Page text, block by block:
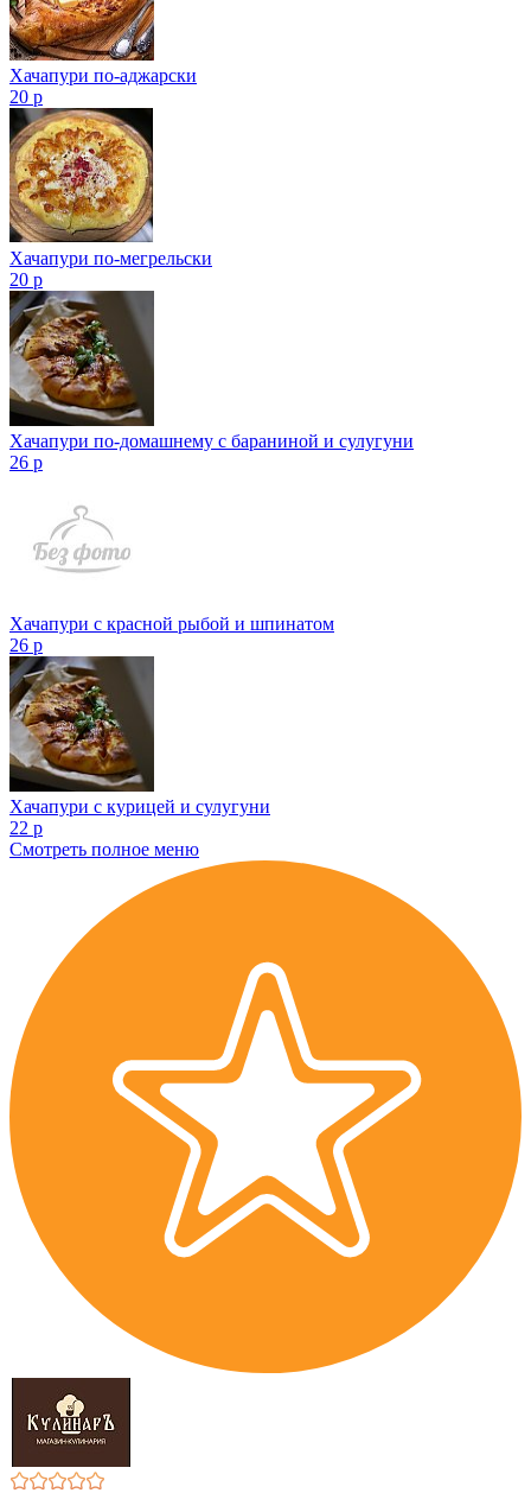
Хачапури по-аджарски
20 р
Хачапури по-мегрельски
20 р
Хачапури по-домашнему с бараниной и сулугуни
26 р
Хачапури с красной рыбой и шпинатом
26 р
Хачапури с курицей и сулугуни
22 р
Смотреть полное меню